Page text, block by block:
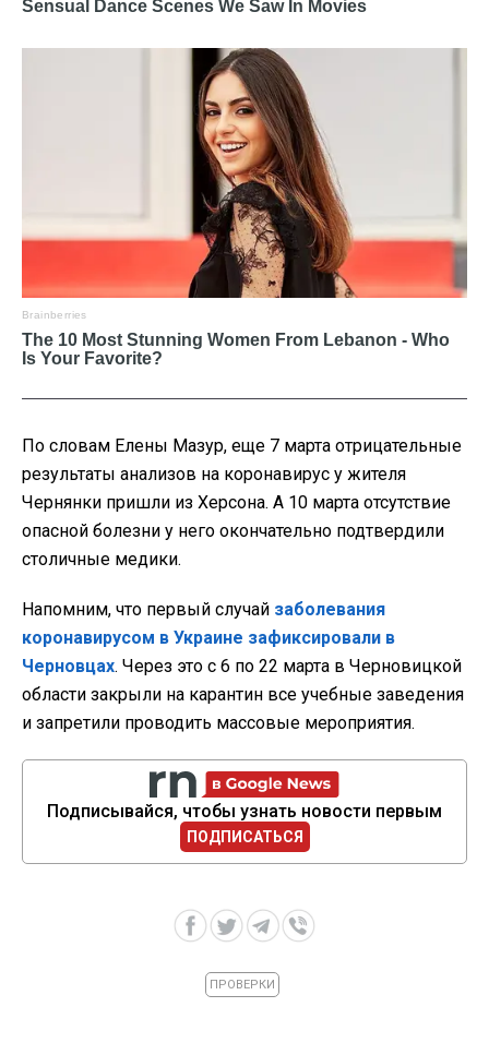
По словам Елены Мазур, еще 7 марта отрицательные
результаты анализов на коронавирус у жителя
Чернянки пришли из Херсона. А 10 марта отсутствие
опасной болезни у него окончательно подтвердили
столичные медики.
Напомним, что первый случай заболевания
коронавирусом в Украине зафиксировали в
Черновцах. Через это с 6 по 22 марта в Черновицкой
области закрыли на карантин все учебные заведения
и запретили проводить массовые мероприятия.
Подписывайся, чтобы узнать новости первым
ПОДПИСАТЬСЯ
ПРОВЕРКИ